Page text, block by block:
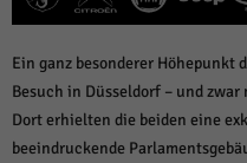
Ein ganz besonderer Höhepunkt
Besuch in Düsseldorf – und
Dort erhielten die beiden eine
beeindruckende
Inhalte von Videoplattformen und
werden, bedarf der Zugriff auf
mehr.
Cookie-
powered by Borlabs Cookie